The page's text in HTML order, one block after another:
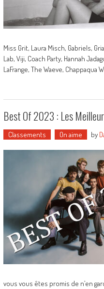
Miss Grit, Laura Misch, Gabriels,
Lab, Viji, Coach Party, Hannah
LaFrange, The Waeve, Chappaqua
Best Of 2023 : Les
Classements On aime by
vous vous êtes promis de n’en